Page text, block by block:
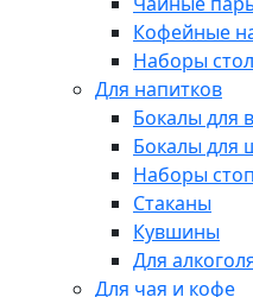
Кофейные
Наборы
Для напитков
Бокалы для
Бокалы для
Наборы
Стаканы
Кувшины
Для
Для чая и кофе